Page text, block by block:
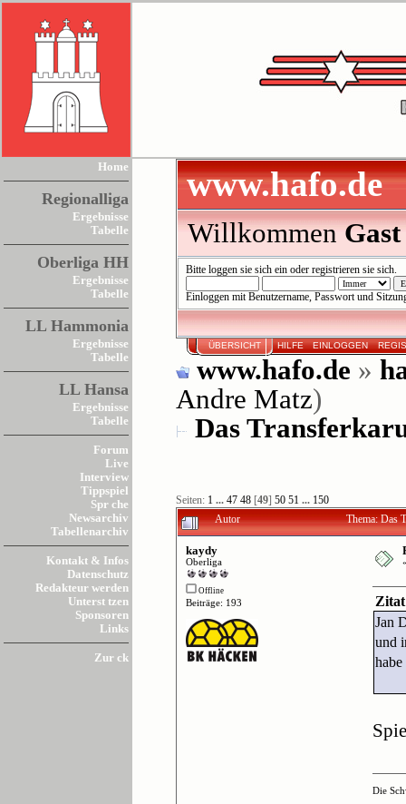
Home
Regionalliga
Ergebnisse
Tabelle
Oberliga HH
Ergebnisse
Tabelle
LL Hammonia
Ergebnisse
Tabelle
LL Hansa
Ergebnisse
Tabelle
Forum
Live
Interview
Tippspiel
Spr che
Newsarchiv
Tabellenarchiv
Kontakt & Infos
Datenschutz
Redakteur werden
Unterst tzen
Sponsoren
Links
Zur ck
www.hafo.de
WillkommenGast
Bitte loggen sie sich einoder registrieren sie sich.
Einloggen mit Benutzername, Passwort und
ÜBERSICHT HILFE EINLOGGEN
www.hafo.de »
Andre Matz)
Das
Seiten: 1 ... 47 48[49] 50 51 ... 150
Autor Thema: Das
kaydy
Oberliga
Offline
Beiträge: 193
Jan
und
Die